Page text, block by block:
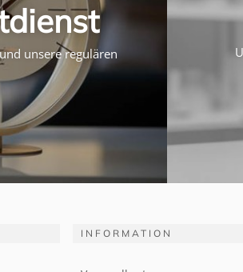
unsere regulären
INFORMATION